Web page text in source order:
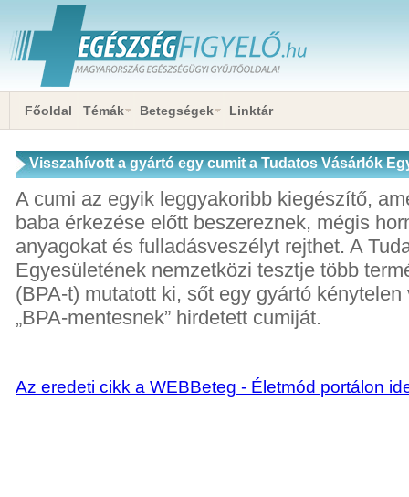
Főoldal Témák Betegségek Linktár
Visszahívott a gyártó egy cumit a Tudatos Vásárlók
nyomán
A cumi az egyik leggyakoribb kiegészítő,
baba érkezése előtt beszereznek, mégis
anyagokat és fulladásveszélyt rejthet. A
Egyesületének nemzetközi tesztje több
(BPA-t) mutatott ki, sőt egy gyártó
„BPA-mentesnek” hirdetett cumiját.
Az eredeti cikk a WEBBeteg - Életmód portálon